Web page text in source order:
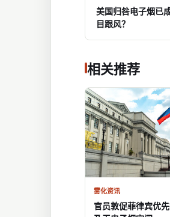
美国归咎电子烟已
目跟风？
相关推荐
雾化资讯
官员敦促菲律宾优